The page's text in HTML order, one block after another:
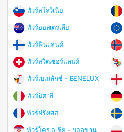
ทัวร์สโลวีเนีย
ทัวร์ออสเตรเลีย
ทัวร์ฟินแลนด์
ทัวร์สวิตเซอร์แลนด์
ทัวร์เบเนลักซ์ - BENELUX
ทัวร์อิตาลี
ทัวร์ฝรั่งเศส
ทัวร์โครเอเชีย - บอลข่าน